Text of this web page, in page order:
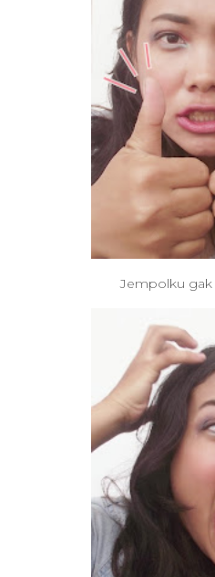
Jempolku gak